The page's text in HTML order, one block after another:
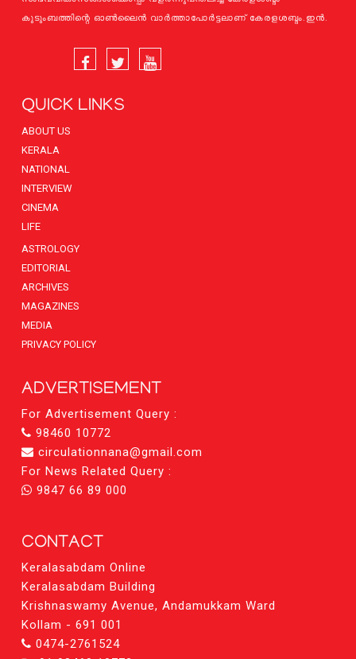
കുടുംബത്തിന്റെ ഓണ്‍ലൈന്‍ വാര്‍ത്താപോര്‍ട്ടലാണ് കേരളശബ്ദം.ഇന്‍.
QUICK LINKS
ABOUT US
KERALA
NATIONAL
INTERVIEW
CINEMA
LIFE
ASTROLOGY
EDITORIAL
ARCHIVES
MAGAZINES
MEDIA
PRIVACY POLICY
ADVERTISEMENT
For Advertisement Query :
98460 10772
circulationnana@gmail.com
For News Related Query :
9847 66 89 000
CONTACT
Keralasabdam Online
Keralasabdam Building
Krishnaswamy Avenue, Andamukkam Ward
Kollam - 691 001
0474-2761524